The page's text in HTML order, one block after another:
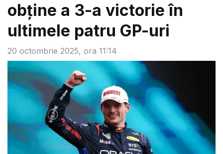
20 octombrie 2025, ora 11:14
obține a 3-a victorie în
ultimele patru GP-uri